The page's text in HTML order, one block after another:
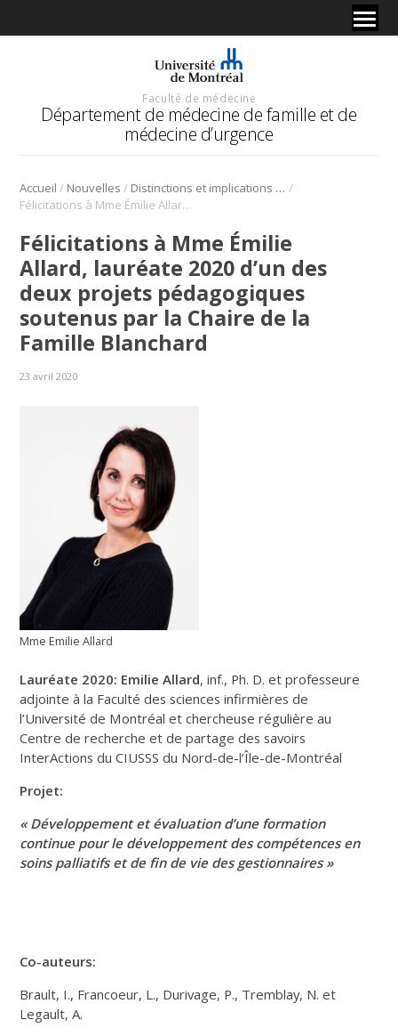
Faculté de médecine
Département de médecine de famille et de
médecine d’urgence
Accueil / Nouvelles / Distinctions et implications de nos membres et résidents /
Félicitations à Mme Émilie Allard, lauréate 2020 d’un des deux projets pédagogiques soutenus par la Chaire de la Famille Blanchard
Félicitations à Mme Émilie
Allard, lauréate 2020 d’un des
deux projets pédagogiques
soutenus par la Chaire de la
Famille Blanchard
23 avril 2020
Mme Emilie Allard
Lauréate 2020: Emilie Allard, inf., Ph. D. et professeure
adjointe à la Faculté des sciences infirmières de
l’Université de Montréal et chercheuse régulière au
Centre de recherche et de partage des savoirs
InterActions du CIUSSS du Nord-de-l’Île-de-Montréal
Projet:
« Développement et évaluation d’une formation
continue pour le développement des compétences en
soins palliatifs et de fin de vie des gestionnaires »
Co-auteurs:
Brault, I., Francoeur, L., Durivage, P., Tremblay, N. et
Legault, A.